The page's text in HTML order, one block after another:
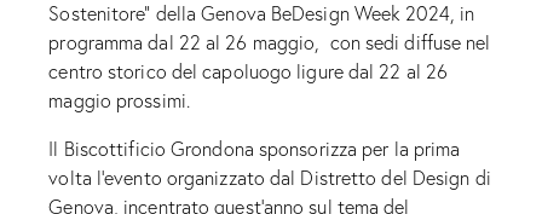
Sostenitore” della Genova BeDesign Week 2024, in
programma dal 22 al 26 maggio, con sedi diffuse nel
centro storico del capoluogo ligure dal 22 al 26
maggio prossimi.
Il Biscottificio Grondona sponsorizza per la prima
volta l’evento organizzato dal Distretto del Design di
Genova, incentrato quest’anno sul tema del